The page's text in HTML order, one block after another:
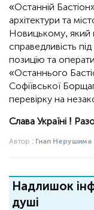
«Останній
архітектури та
Новицькому, який
справедливість
позицію та
«Останнього
Софіївської
перевірку на
Слава Україні !
Автор : Гнап Нерушима
Надлишок
душі